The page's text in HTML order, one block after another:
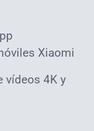
Xiaomi
vídeos 4K y